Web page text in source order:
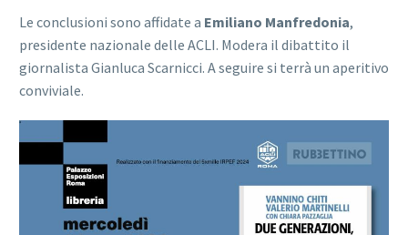
Le conclusioni sono affidate a Emiliano Manfredonia,
presidente nazionale delle ACLI. Modera il dibattito il
giornalista Gianluca Scarnicci. A seguire si terrà un aperitivo
conviviale.